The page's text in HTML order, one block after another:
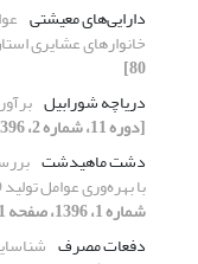
دارایی‌های معیشتی
خانوارهای عشایری
80]
دریاچه شورابیل
[دوره 11، شماره 2، 1396، صفحه 135-155]
دشت ماهیدشت
با بهره‌وری عوامل
شماره 1، 1396، صفحه 1-28]
دفعات مصرف